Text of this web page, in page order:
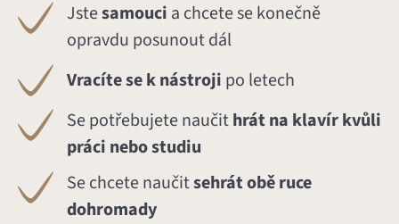
Jstesamouci a chcete se konečně
opravdu posunout dál
Vracíte se k nástroji po letech
Se potřebujete naučithrát na klavír kvůli
práci nebo studiu
Se chcete naučitsehrát obě ruce
dohromady